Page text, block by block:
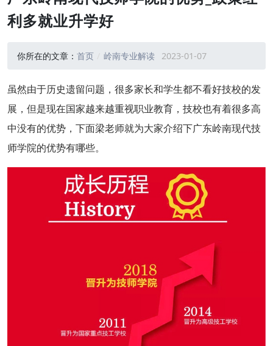
利多就业升学好
你所在的文章： 首页 岭南专业解读 2023-01-07
虽然由于历史遗留问题，很多家长和学生都不看好技校的发
展，但是现在国家越来越重视职业教育，技校也有着很多高
中没有的优势，下面梁老师就为大家介绍下广东岭南现代技
师学院的优势有哪些。